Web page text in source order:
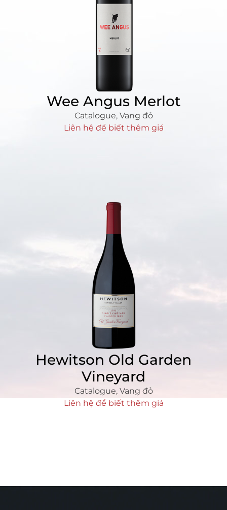
Wee Angus Merlot
Catalogue, Vang đỏ
Liên hệ để biết thêm giá
Hewitson Old Garden
Vineyard
Catalogue, Vang đỏ
Liên hệ để biết thêm giá